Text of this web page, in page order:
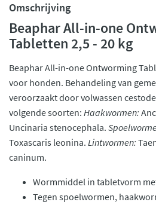
Omschrijving
Beaphar All-in-one
Tabletten 2,5 - 20 kg
Beaphar All-in-one Ontworming
voor honden. Behandeling van
veroorzaakt door volwassen
volgende soorten: Haakwormen:
Uncinaria stenocephala.
Toxascaris leonina. Lintwormen:
caninum.
Wormmiddel in tabletvorm
Tegen spoelwormen,